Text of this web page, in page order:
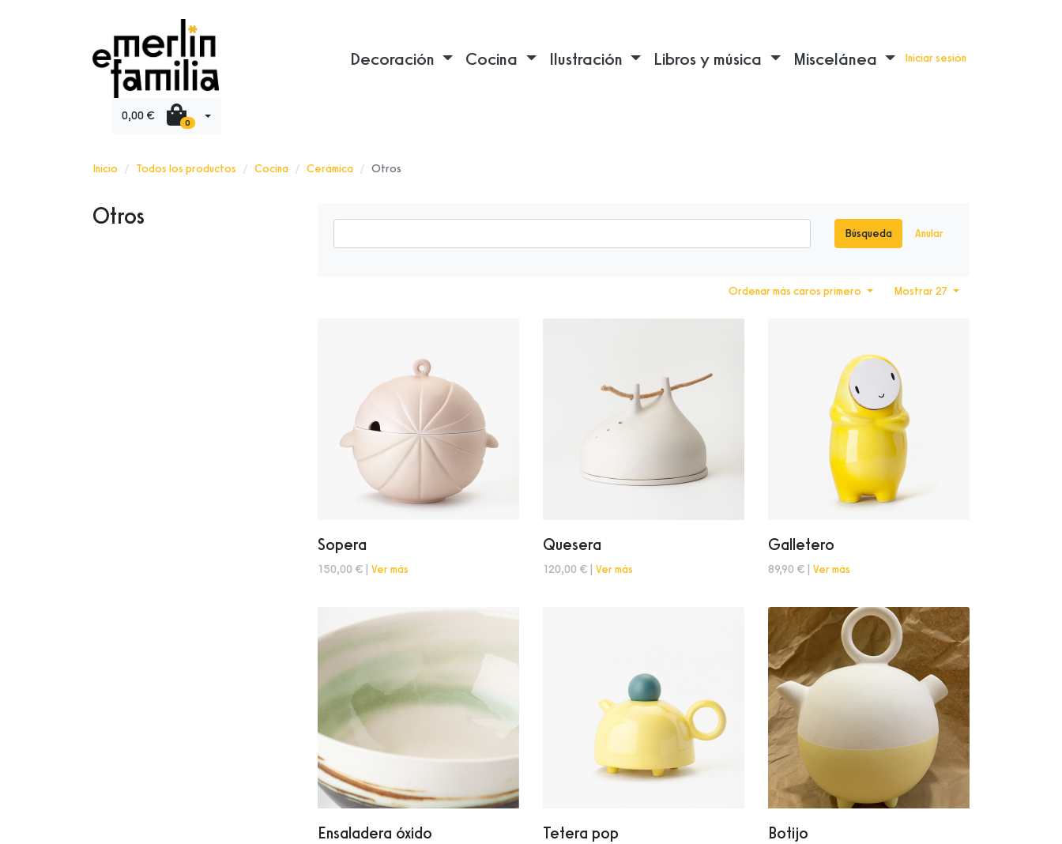
Decoración Cocina Ilustración Libros y música Miscelánea Iniciar sesión
0,00 € 0
Inicio Todos los productos Cocina Cerámica Otros
Otros
Búsqueda Anular
Mostrar 27
Ordenar más caros primero
Sopera
150,00 € | Ver más
Quesera
120,00 € | Ver más
Galletero
89,90 € | Ver más
Ensaladera óxido Tetera pop Botijo